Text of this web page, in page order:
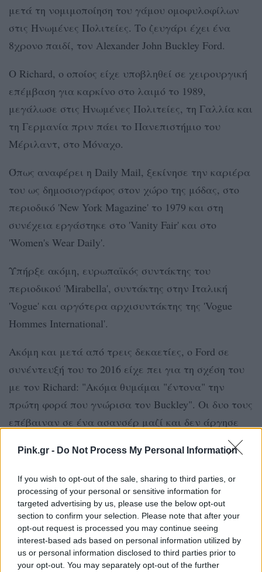
Pink.gr - Do Not Process My Personal Information
If you wish to opt-out of the sale, sharing to third parties, or
processing of your personal or sensitive information for
targeted advertising by us, please use the below opt-out
section to confirm your selection. Please note that after your
opt-out request is processed you may continue seeing
interest-based ads based on personal information utilized by
us or personal information disclosed to third parties prior to
your opt-out. You may separately opt-out of the further
μετά τη νομιμοποίηση του γάμου ομοφυλοφίλων
στις Ηνωμένες Πολιτείες. Το ζευγάρι έχει ένα
8χρονο παιδί, τον Alexander John Buckley Ford.
Ο Richard, ο οποίος είχε υποβληθεί σε χειρουργική
επέμβαση για καρκίνο στο λαιμό το 1989,
μεγάλωσε στις Ηνωμένες Πολιτείες, τη Γαλλία και
τη Γερμανία πριν πάει το Πανεπιστήμιο του
Μέριλαντ, στο Μόναχο.
Όπως αναφέρει η Daily Mail, ξεκίνησε την καριέρα
του ως δημοσιογράφος στον χώρο της μόδας, στο
περιοδικό 'New York Magazine' το 1979 και στη
συνέχεια εργάστηκε στο 'Vanity Fair' και στο
'Women's Wear Daily'.
Υπήρξε ακόμη, ευρωπαϊκός συντάκτης του
περιοδικού 'Mirabella', συντάκτης στην Ιταλική
'Vogue' και αργότερα αρχισυντάκτης της 'Vogue
Hommes International'.
Ακόμη και μετά από τρεις δεκαετίες, ο Ford σε
συνέντευξή του το 2016 είχε πει για τη σχέση του
με τον Richard: "Ακόμα θυμάμαι "έντονα" την
πρώτη φορά που γνώρισα τον Buckley". Οι δυο τους
επέβαιναν σε ένα ασανσέρ μαζί και δεν άργησε
να γίνει ξεκάθαρη η σύνδεσή τους. Ο Ford είπε ότι
ήξερε ότι θα περάσει το υπόλοιπο της ζωής του με
τον Buckley.
[ΠΗΓΗ]
ΔΙΑΦΗΜΙΣΗ